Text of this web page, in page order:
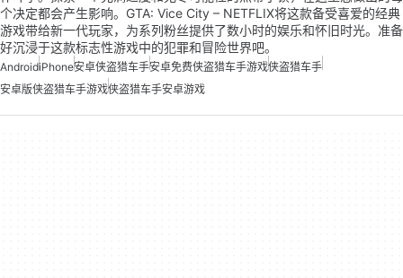
个决定都会产生影响。GTA: Vice City – NETFLIX将这款备受喜爱的经典
游戏带给新一代玩家，为系列粉丝提供了数小时的娱乐和怀旧时光。准备
好沉浸于这款标志性游戏中的犯罪和冒险世界吧。
AndroidiPhone安卓侠盗猎车手安卓免费侠盗猎车手游戏侠盗猎车手
安卓版侠盗猎车手游戏侠盗猎车手安卓游戏